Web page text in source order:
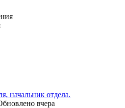
начальник отдела.
вчера